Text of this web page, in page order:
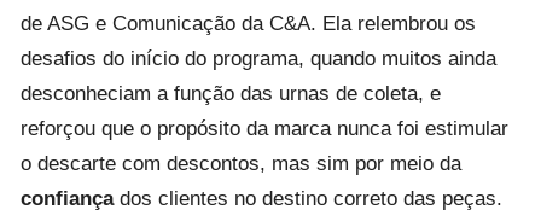
de ASG e Comunicação da C&A. Ela relembrou os
desafios do início do programa, quando muitos ainda
desconheciam a função das urnas de coleta, e
reforçou que o propósito da marca nunca foi estimular
o descarte com descontos, mas sim por meio da
confiançados clientes no destino correto das peças.